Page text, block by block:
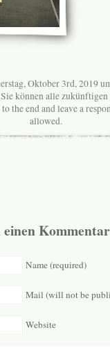
Oktober 3rd, 2019
können alle
the end and leave a
allowed.
Name (required)
Mail (will not be
Website